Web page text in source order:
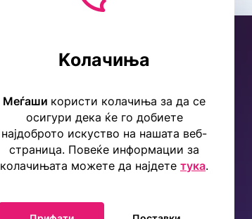
Kолачиња
Меѓаши користи колачиња за да се
осигури дека ќе го добиете
најдоброто искуство на нашата веб-
страница. Повеќе информации за
колачињата можете да најдете тука.